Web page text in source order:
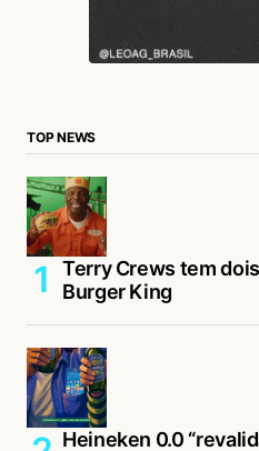
TOP NEWS
Terry Crews tem
Burger King
Heineken 0.0